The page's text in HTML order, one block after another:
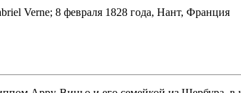
Verne; 8 февраля 1828 года, Нант, Франция